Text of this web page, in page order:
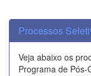
Processos
Veja abaixo os
Programa de Pós-